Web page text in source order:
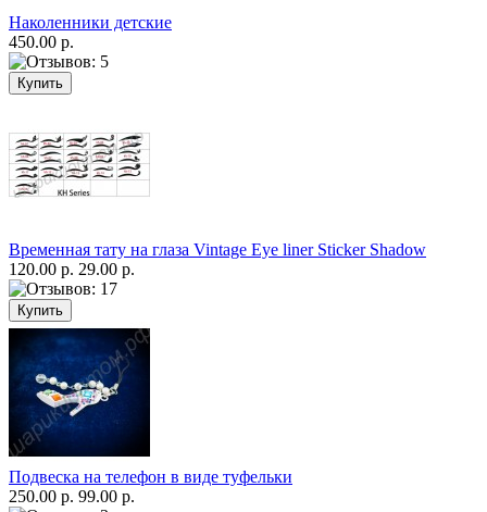
Наколенники детские
450.00 р.
Временная тату на глаза Vintage Eye liner Sticker Shadow
120.00 р. 29.00 р.
Подвеска на телефон в виде туфельки
250.00 р. 99.00 р.